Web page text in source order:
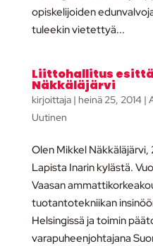
opiskelijoiden
tuleekin vietettyä...
Liittohallitus
Näkkäläjärvi
kirjoittaja | heinä 25, 2014|
Uutinen
Olen Mikkel
Lapista Inarin kylästä.
Vaasan
tuotantotekniikan
Helsingissä ja toimin
varapuheenjohtajana